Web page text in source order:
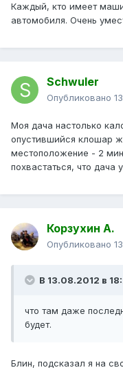
Каждый, кто имеет
автомобиля. Очень
Schwuler
Опубликовано
Моя дача настолько
опустившийся клошар
местоположение - 2
похвастаться, что дача
Корзухин А.
Опубликовано
В 13.08.2012 в
что там даже
будет.
Блин, подсказал я на